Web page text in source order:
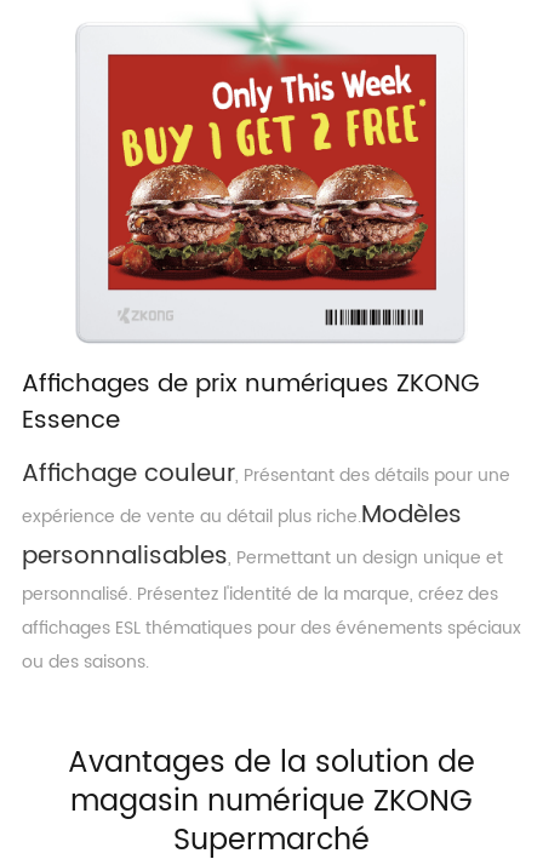
Affichages de prix numériques ZKONG
Essence
Affichage couleur, Présentant des détails pour une
expérience de vente au détail plus riche.Modèles
personnalisables, Permettant un design unique et
personnalisé. Présentez l'identité de la marque, créez des
affichages ESL thématiques pour des événements spéciaux
ou des saisons.
Avantages de la solution de
magasin numérique ZKONG
Supermarché